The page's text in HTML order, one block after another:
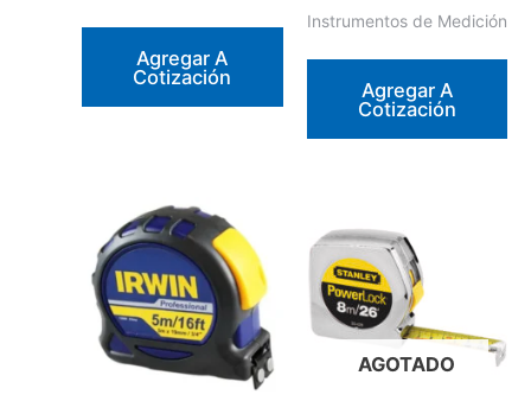
Agregar A
Cotización
Instrumentos de Medición
Agregar A
Cotización
AGOTADO